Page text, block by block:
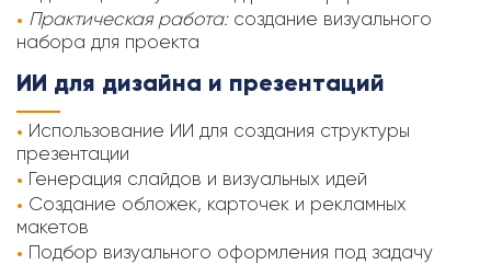
Практическая работа:создание визуального
набора для проекта
ИИ для дизайна и презентаций
Использование ИИ для создания структуры
презентации
Генерация слайдов и визуальных идей
Создание обложек, карточек и рекламных
макетов
Подбор визуального оформления под задачу